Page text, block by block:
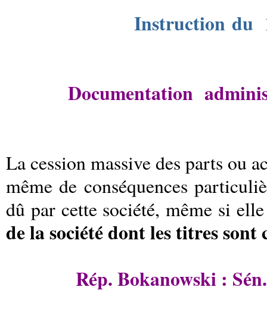
Instruction du
Documentation
La cession massive des parts ou
même de conséquences
dû par cette société, même si
de la société dont les titres sont
Rép. Bokanowski :